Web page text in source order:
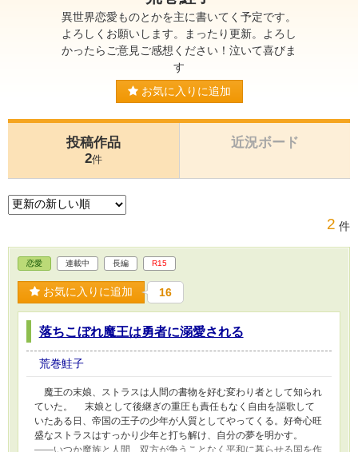
異世界恋愛ものとかを主に書いてく予定です。
よろしくお願いします。まったり更新。よろし
かったらご意見ご感想ください！泣いて喜びま
す
お気に入りに追加
投稿作品
2件
近況ボード
2 件
恋愛 連載中 長編 R15
お気に入りに追加 16
落ちこぼれ魔王は勇者に溺愛される
荒巻鮭子
魔王の末娘、ストラスは人間の書物を好む変わり者として知られ
ていた。 末娘として後継ぎの重圧も責任もなく自由を謳歌して
いたある日、帝国の王子の少年が人質としてやってくる。好奇心旺
盛なストラスはすっかり少年と打ち解け、自分の夢を明かす。
――いつか魔族と人間、双方が争うことなく平和に暮らせる国を作